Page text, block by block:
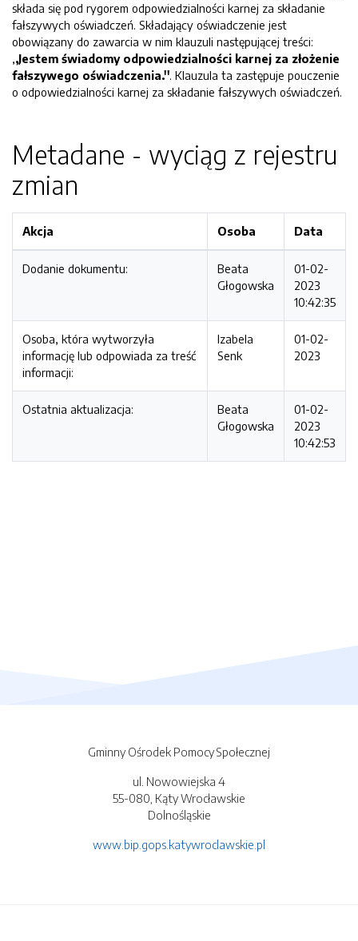
składa się pod rygorem odpowiedzialności karnej za składanie
fałszywych oświadczeń. Składający oświadczenie jest
obowiązany do zawarcia w nim klauzuli następującej treści:
,,Jestem świadomy odpowiedzialności karnej za złożenie
fałszywego oświadczenia.''. Klauzula ta zastępuje pouczenie
o odpowiedzialności karnej za składanie fałszywych oświadczeń.
Metadane - wyciąg z rejestru
zmian
Akcja Osoba Data
Dodanie dokumentu:
Beata
Głogowska
01-02-
2023
10:42:35
Osoba, która wytworzyła
informację lub odpowiada za treść
informacji:
Izabela
Senk
01-02-
2023
Ostatnia aktualizacja:
Beata
Głogowska
01-02-
2023
10:42:53
Gminny Ośrodek Pomocy Społecznej
ul. Nowowiejska 4
55-080, Kąty Wrocławskie
Dolnośląskie
www.bip.gops.katywroclawskie.pl